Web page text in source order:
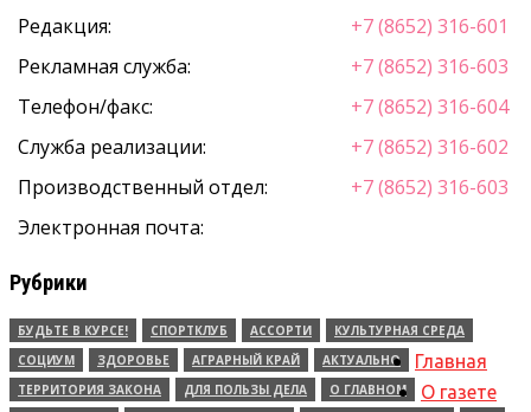
Редакция:
+7 (8652) 316-601
Рекламная служба:
+7 (8652) 316-603
Телефон/факс:
+7 (8652) 316-604
Служба реализации:
+7 (8652) 316-602
Производственный отдел:
+7 (8652) 316-603
Электронная почта:
Рубрики
БУДЬТЕ В КУРСЕ! СПОРТКЛУБ АССОРТИ
КУЛЬТУРНАЯ СРЕДА
СОЦИУМ
ЗДОРОВЬЕ АГРАРНЫЙ КРАЙ
АКТУАЛЬНО
ТЕРРИТОРИЯ ЗАКОНА
ДЛЯ ПОЛЬЗЫ ДЕЛА
О ГЛАВНОМ
Главная
О газете